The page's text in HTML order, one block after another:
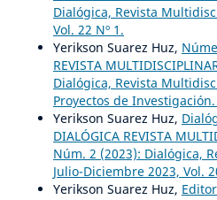
Dialógica, Revista
Vol. 22 Nº 1.
Yerikson Suarez Huz,
REVISTA
Dialógica, Revista
Proyectos de Investigación.
Yerikson Suarez Huz,
DIALÓGICA REVISTA
Núm. 2 (2023): Dialógica,
Julio-Diciembre 2023, Vol.
Yerikson Suarez Huz,